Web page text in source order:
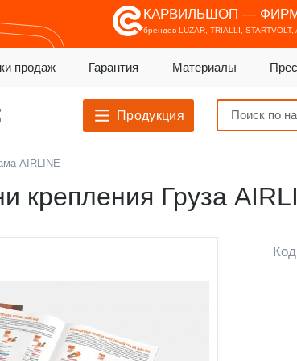
КАРВИЛЬШОП —
брендов LUZAR, TRIALLI,
продаж Гарантия Материалы
Продукция
AIRLINE
крепления Груза